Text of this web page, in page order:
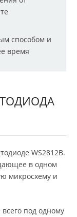
способом и
время
WS2812B.
в одном
микросхему и
под одному